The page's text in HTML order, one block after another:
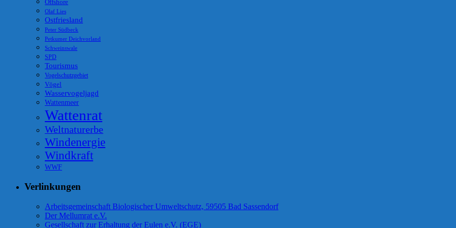
Offshore
Olaf Lies
Ostfriesland
Peter Südbeck
Petkumer Deichvorland
Schweinswale
SPD
Tourismus
Vogelschutzgebiet
Vögel
Wasservogeljagd
Wattenmeer
Wattenrat
Weltnaturerbe
Windenergie
Windkraft
WWF
Verlinkungen
Arbeitsgemeinschaft Biologischer Umweltschutz, 59505 Bad Sassendorf
Der Mellumrat e.V.
Gesellschaft zur Erhaltung der Eulen e.V. (EGE)